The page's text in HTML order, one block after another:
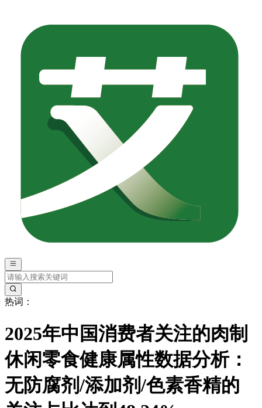
热词：
2025年中国消费者关注的肉制
休闲零食健康属性数据分析：
无防腐剂/添加剂/色素香精的